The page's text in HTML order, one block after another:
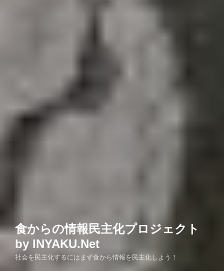
食からの情報民主化プロジェクト
by INYAKU.Net
社会を民主化するにはまず食から情報を民主化しよう！